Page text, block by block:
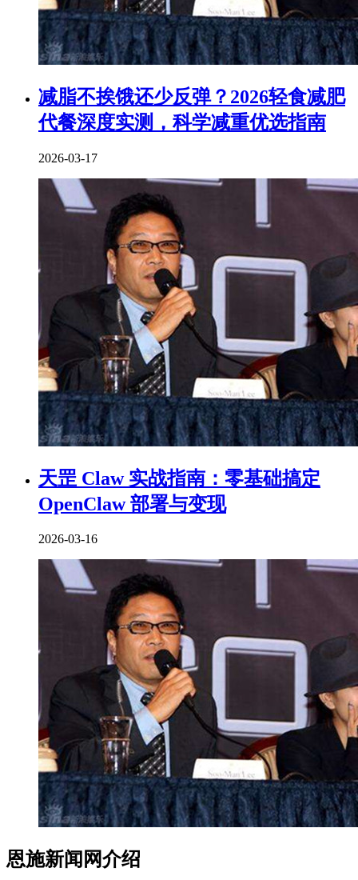
减脂不挨饿还少反弹？2026轻食减肥
代餐深度实测，科学减重优选指南
2026-03-17
天罡 Claw 实战指南：零基础搞定
OpenClaw 部署与变现
2026-03-16
恩施新闻网介绍